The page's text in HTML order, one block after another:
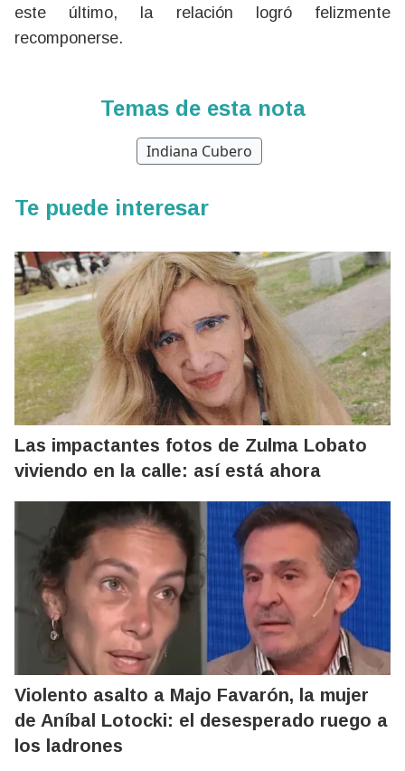
este último, la relación logró felizmente
recomponerse.
Temas de esta nota
Indiana Cubero
Te puede interesar
Las impactantes fotos de Zulma Lobato
viviendo en la calle: así está ahora
Violento asalto a Majo Favarón, la mujer
de Aníbal Lotocki: el desesperado ruego a
los ladrones